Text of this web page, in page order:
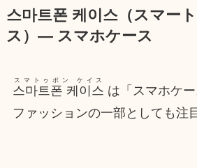
스마트폰 케이스（スマー
ス）― スマホケース
스마트폰 케이스
スマトゥポン ケイス
は「スマホケー
ファッションの一部としても注